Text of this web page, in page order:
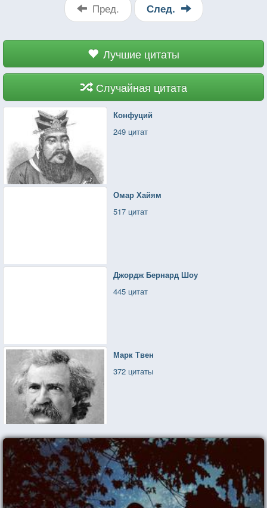
Пред. След.
Лучшие цитаты
Случайная цитата
Конфуций
249 цитат
Омар Хайям
517 цитат
Джордж Бернард Шоу
445 цитат
Марк Твен
372 цитаты